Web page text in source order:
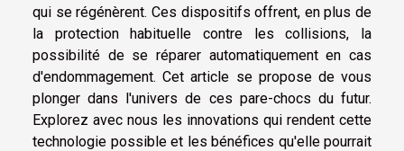
qui se régénèrent. Ces dispositifs offrent, en plus de
la protection habituelle contre les collisions, la
possibilité de se réparer automatiquement en cas
d'endommagement. Cet article se propose de vous
plonger dans l'univers de ces pare-chocs du futur.
Explorez avec nous les innovations qui rendent cette
technologie possible et les bénéfices qu'elle pourrait